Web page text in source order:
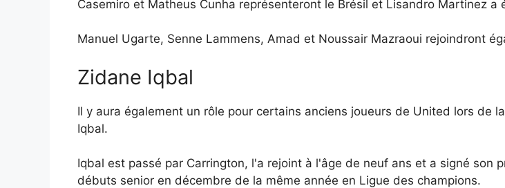
Casemiro et Matheus Cunha représenteront le Brésil et Lisandro Martinez a
Manuel Ugarte, Senne Lammens, Amad et Noussair Mazraoui rejoindront
Zidane Iqbal
Il y aura également un rôle pour certains anciens joueurs de United lors de
Iqbal.
Iqbal est passé par Carrington, l'a rejoint à l'âge de neuf ans et a signé son
débuts senior en décembre de la même année en Ligue des champions.